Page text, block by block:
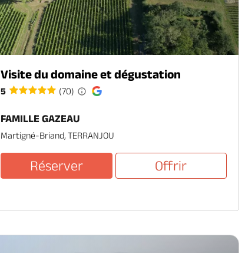
Visite du domaine et dégustation
5 (70)
FAMILLE GAZEAU
Martigné-Briand, TERRANJOU
Réserver Offrir